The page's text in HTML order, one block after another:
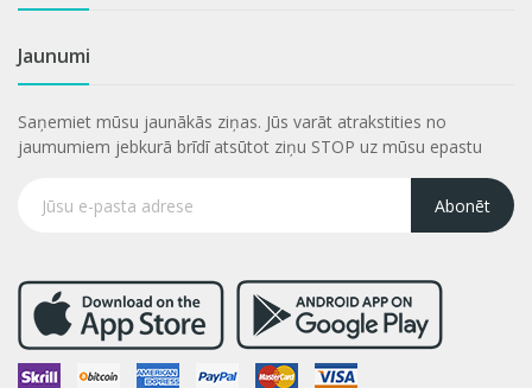
Jaunumi
Saņemiet mūsu jaunākās ziņas. Jūs varāt atrakstities no
jaumumiem jebkurā brīdī atsūtot ziņu STOP uz mūsu epastu
Abonēt